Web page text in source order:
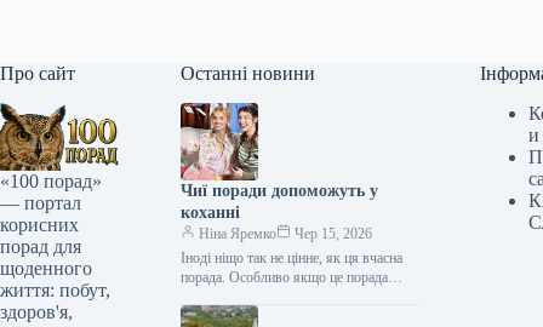
Про сайт
«100 порад»
— портал
корисних
порад для
щоденного
життя: побут,
здоров'я,
Останні новини
Чиї поради допоможуть у
коханні
Ніна Яремко
Чер 15, 2026
Іноді ніщо так не цінне, як ця вчасна
порада. Особливо якщо це порада
косметолога, тренера, стиліста…
и